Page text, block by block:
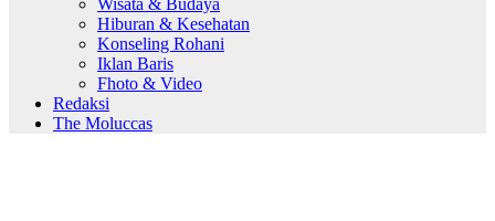
Hiburan & Kesehatan
Konseling Rohani
Iklan Baris
Fhoto & Video
Redaksi
The Moluccas